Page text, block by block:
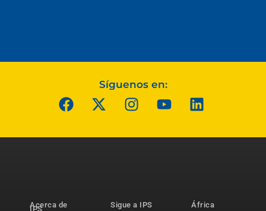
Síguenos en:
Acerca de
IPS
Sigue a IPS
África